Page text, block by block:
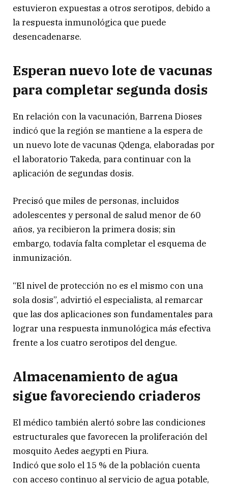
estuvieron expuestas a otros serotipos, debido a
la respuesta inmunológica que puede
desencadenarse.
Esperan nuevo lote de vacunas
para completar segunda dosis
En relación con la vacunación, Barrena Dioses
indicó que la región se mantiene a la espera de
un nuevo lote de vacunas Qdenga, elaboradas por
el laboratorio Takeda, para continuar con la
aplicación de segundas dosis.
Precisó que miles de personas, incluidos
adolescentes y personal de salud menor de 60
años, ya recibieron la primera dosis; sin
embargo, todavía falta completar el esquema de
inmunización.
“El nivel de protección no es el mismo con una
sola dosis”, advirtió el especialista, al remarcar
que las dos aplicaciones son fundamentales para
lograr una respuesta inmunológica más efectiva
frente a los cuatro serotipos del dengue.
Almacenamiento de agua
sigue favoreciendo criaderos
El médico también alertó sobre las condiciones
estructurales que favorecen la proliferación del
mosquito Aedes aegypti en Piura.
Indicó que solo el 15 % de la población cuenta
con acceso continuo al servicio de agua potable,